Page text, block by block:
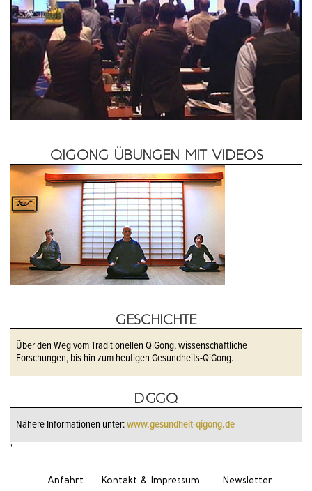
QIGONG ÜBUNGEN MIT VIDEOS
GESCHICHTE
Über den Weg vom Traditionellen QiGong, wissenschaftliche
Forschungen, bis hin zum heutigen Gesundheits-QiGong.
DGGQ
Nähere Informationen unter:www.gesundheit-qigong.de
'
Anfahrt Kontakt & Impressum Newsletter